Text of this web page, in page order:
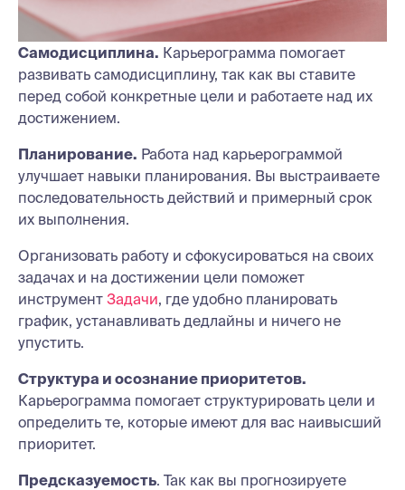
Самодисциплина. Карьерограмма помогает
развивать самодисциплину, так как вы ставите
перед собой конкретные цели и работаете над их
достижением.
Планирование. Работа над карьерограммой
улучшает навыки планирования. Вы выстраиваете
последовательность действий и примерный срок
их выполнения.
Организовать работу и сфокусироваться на своих
задачах и на достижении цели поможет
инструмент Задачи, где удобно планировать
график, устанавливать дедлайны и ничего не
упустить.
Структура и осознание приоритетов.
Карьерограмма помогает структурировать цели и
определить те, которые имеют для вас наивысший
приоритет.
Предсказуемость. Так как вы прогнозируете